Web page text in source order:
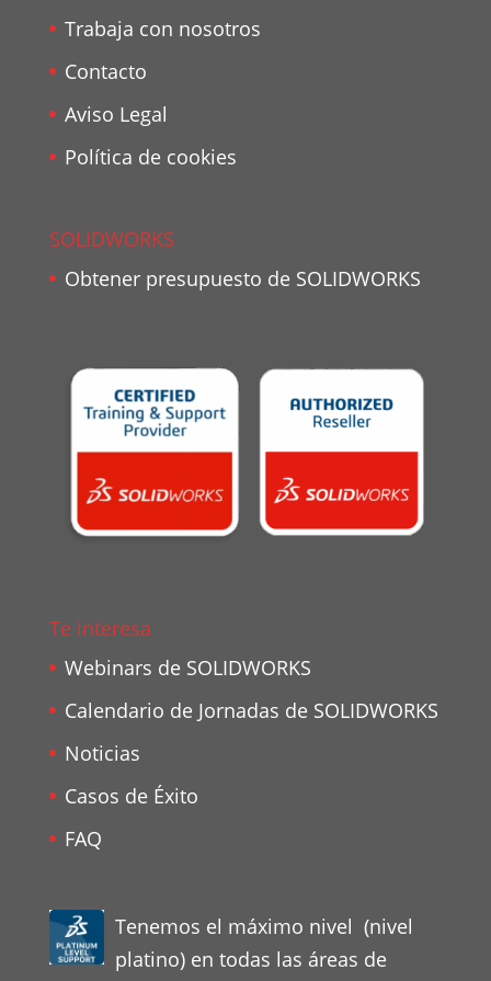
Trabaja con nosotros
Contacto
Aviso Legal
Política de cookies
SOLIDWORKS
Obtener presupuesto de SOLIDWORKS
Te interesa
Webinars de SOLIDWORKS
Calendario de Jornadas de SOLIDWORKS
Noticias
Casos de Éxito
FAQ
Tenemos el máximo nivel (nivel
platino) en todas las áreas de